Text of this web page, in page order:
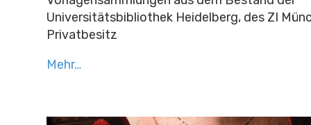
Universitätsbibliothek Heidelberg, des ZI
Privatbesitz
Mehr…